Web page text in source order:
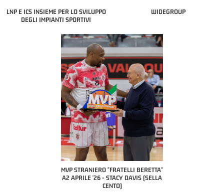
LNP E ICS INSIEME PER LO SVILUPPO
DEGLI IMPIANTI SPORTIVI
WIDEGROUP
MVP STRANIERO "FRATELLI BERETTA"
A2 APRILE '26 - STACY DAVIS (SELLA
CENTO)